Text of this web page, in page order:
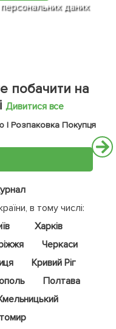
даних
побачити на
Дивитися все
| Розпаковка Покупця
в тому числі:
Харків
Черкаси
Кривий Ріг
Полтава